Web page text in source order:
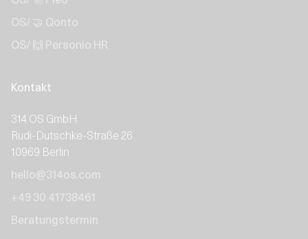
OS/ 🤝 Qonto
OS/ 🙌 Personio HR
Kontakt
314 OS GmbH
Rudi-Dutschke-Straße 26
10969 Berlin
hello@314os.com
+49 30 41738461
Beratungstermin